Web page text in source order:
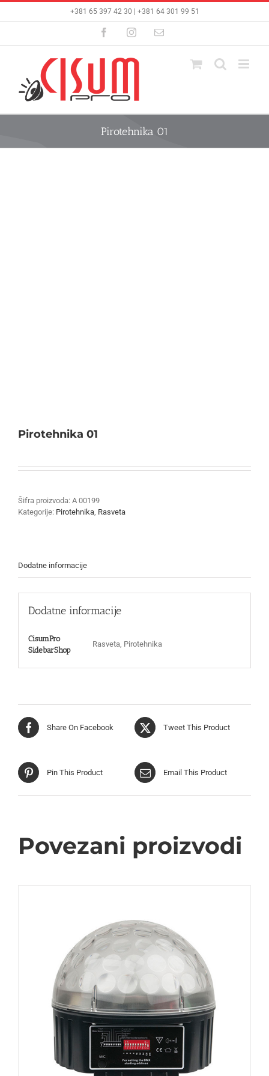
+381 65 397 42 30 | +381 64 301 99 51
FacebookInstagramEmail
Pirotehnika 01
Pirotehnika 01
Šifra proizvoda: A 00199
Kategorije: Pirotehnika, Rasveta
Dodatne informacije
Dodatne informacije
CisumPro
SidebarShop
Rasveta, Pirotehnika
Share On Facebook Tweet This Product
Pin This Product Email This Product
Povezani proizvodi